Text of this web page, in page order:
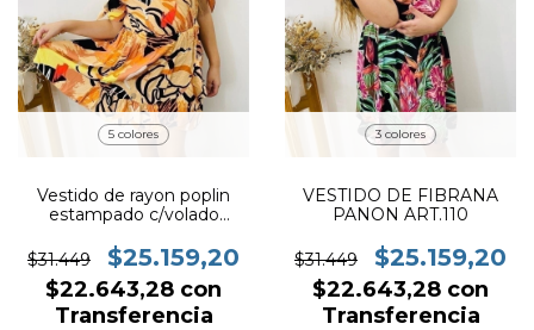
5 colores
Vestido de rayon poplin
estampado c/volado
$31.449
$25.159,20
$22.643,28 con
Transferencia
3 colores
VESTIDO DE FIBRANA
PANON ART.110
$31.449 $25.159,20
$22.643,28 con
Transferencia